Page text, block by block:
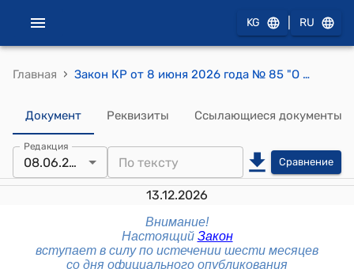
KG RU
Главная › Закон КР от 8 июня 2026 года № 85 "О внесении изменений в Гражданский кодекс Кыргызской Республики"
Документ Реквизиты Ссылающиеся документы
Редакция
08.06.2026 Сравнение
13.12.2026